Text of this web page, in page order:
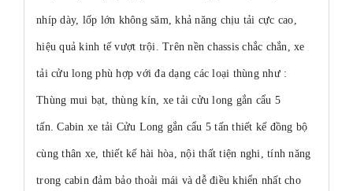
nhíp dày, lốp lớn không săm, khả năng chịu tải cực cao,
hiệu quả kinh tế vượt trội. Trên nền chassis chắc chắn, xe
tải cửu long phù hợp với đa dạng các loại thùng như :
Thùng mui bạt, thùng kín, xe tải cửu long gắn cẩu 5
tấn. Cabin xe tải Cửu Long gắn cẩu 5 tấn thiết kế đồng bộ
cùng thân xe, thiết kế hài hòa, nội thất tiện nghi, tính năng
trong cabin đảm bảo thoải mái và dễ điều khiển nhất cho